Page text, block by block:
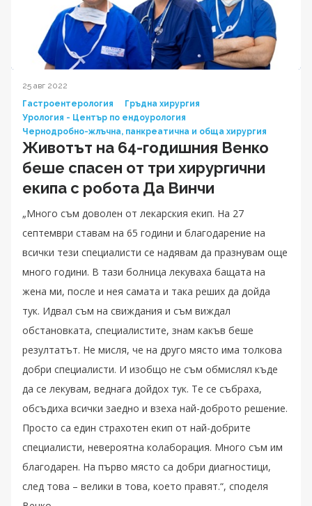
25 авг 2022
Гастроентерология
Гръдна хирургия
Урология - Център по ендоурология
Чернодробно-жлъчна, панкреатична и обща хирургия
Животът на 64-годишния Венко
беше спасен от три хирургични
екипа с робота Да Винчи
„Много съм доволен от лекарския екип. На 27
септември ставам на 65 години и благодарение на
всички тези специалисти се надявам да празнувам още
много години. В тази болница лекуваха бащата на
жена ми, после и нея самата и така реших да дойда
тук. Идвал съм на свиждания и съм виждал
обстановката, специалистите, знам какъв беше
резултатът. Не мисля, че на друго място има толкова
добри специалисти. И изобщо не съм обмислял къде
да се лекувам, веднага дойдох тук. Те се събраха,
обсъдиха всички заедно и взеха най-доброто решение.
Просто са един страхотен екип от най-добрите
специалисти, невероятна колаборация. Много съм им
благодарен. На първо място са добри диагностици,
след това – велики в това, което правят.“, споделя